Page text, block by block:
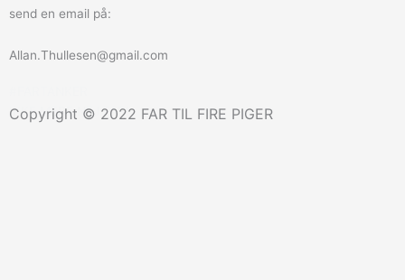
IKKE MERE NEJ FAR!
o
k
r
a
m
send en email på:
Allan.Thullesen@gmail.com
Copyright © 2022 FAR TIL FIRE PIGER